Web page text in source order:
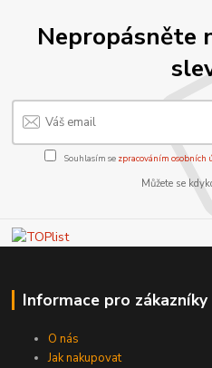
Nepropásněte
Souhlasím se zpracováním osobních
Můžete se
Informace pro zákazníky
O nás
Jak nakupovat